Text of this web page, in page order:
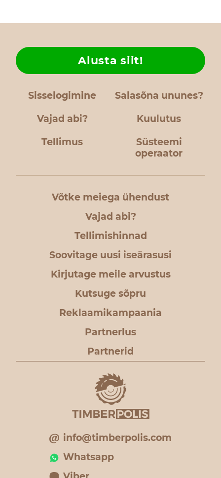
Sisselogimine Salasõna ununes?
Vajad abi?
Alusta siit!
Kuulutus
Tellimus
Süsteemi
operaator
Võtke meiega ühendust
Vajad abi?
Tellimishinnad
Soovitage uusi iseärasusi
Kirjutage meile arvustus
Kutsuge sõpru
Reklaamikampaania
Partnerlus
Partnerid
info@timberpolis.com
Whatsapp